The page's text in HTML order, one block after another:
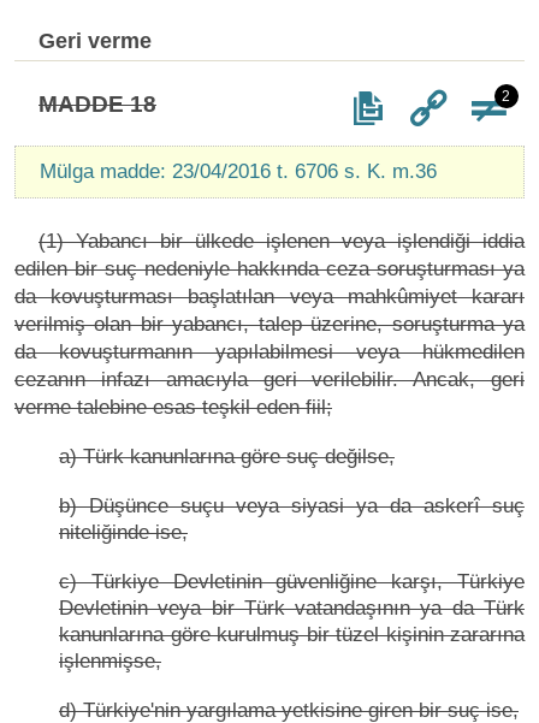
Geri verme
MADDE 18 2
Mülga madde: 23/04/2016 t. 6706 s. K. m.36
(1) Yabancı bir ülkede işlenen veya işlendiği iddia
edilen bir suç nedeniyle hakkında ceza soruşturması ya
da kovuşturması başlatılan veya mahkûmiyet kararı
verilmiş olan bir yabancı, talep üzerine, soruşturma ya
da kovuşturmanın yapılabilmesi veya hükmedilen
cezanın infazı amacıyla geri verilebilir. Ancak, geri
verme talebine esas teşkil eden fiil;
a) Türk kanunlarına göre suç değilse,
b) Düşünce suçu veya siyasi ya da askerî suç
niteliğinde ise,
c) Türkiye Devletinin güvenliğine karşı, Türkiye
Devletinin veya bir Türk vatandaşının ya da Türk
kanunlarına göre kurulmuş bir tüzel kişinin zararına
işlenmişse,
d) Türkiye'nin yargılama yetkisine giren bir suç ise,